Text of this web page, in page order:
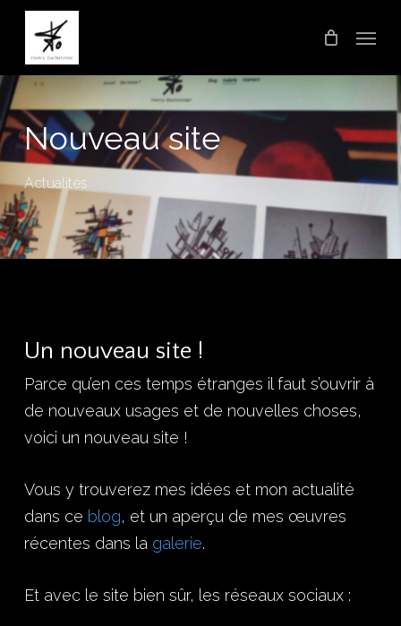
Skip
main
content
Nouveau site
Actualités
Un nouveau site !
Parce qu’en ces temps étranges il faut s’ouvrir à
de nouveaux usages et de nouvelles choses,
voici un nouveau site !
Vous y trouverez mes idées et mon actualité
dans ce blog, et un aperçu de mes œuvres
récentes dans la galerie.
Et avec le site bien sûr, les réseaux sociaux :